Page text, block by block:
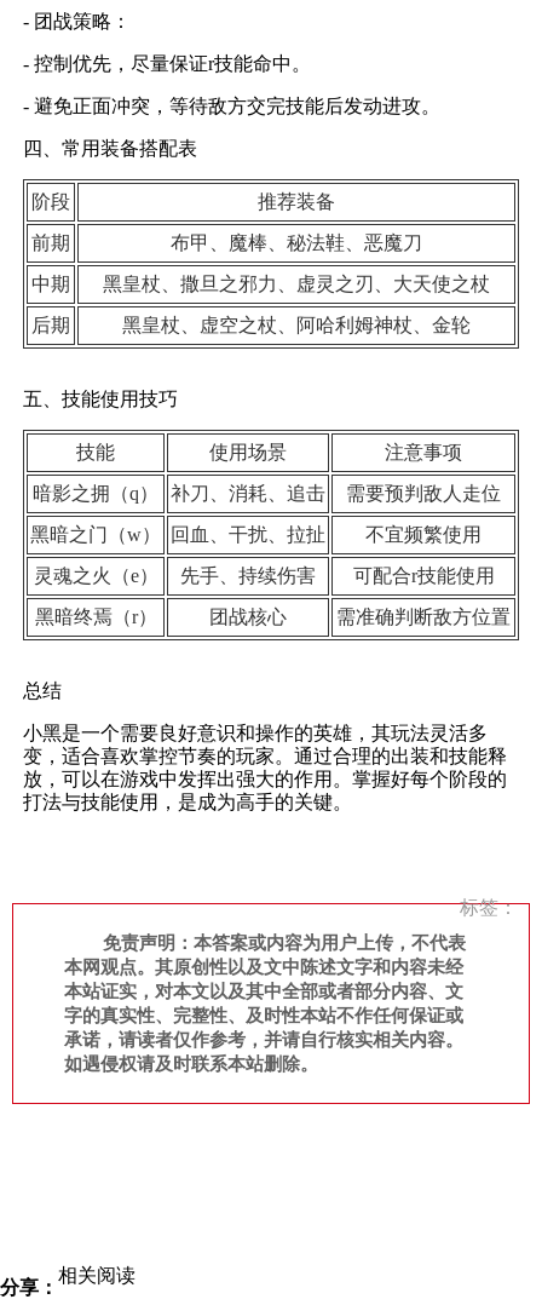
- 团战策略：
- 控制优先，尽量保证r技能命中。
- 避免正面冲突，等待敌方交完技能后发动进攻。
四、常用装备搭配表
阶段
推荐装备
前期
布甲、魔棒、秘法鞋、恶魔刀
中期
黑皇杖、撒旦之邪力、虚灵之刃、大天使之杖
后期
黑皇杖、虚空之杖、阿哈利姆神杖、金轮
五、技能使用技巧
技能 使用场景
注意事项
暗影之拥（q）
补刀、消耗、追击
需要预判敌人走位
黑暗之门（w）
回血、干扰、拉扯
不宜频繁使用
灵魂之火（e）
先手、持续伤害
可配合r技能使用
黑暗终焉（r）
团战核心 需准确判断敌方位置
总结
小黑是一个需要良好意识和操作的英雄，其玩法灵活多
变，适合喜欢掌控节奏的玩家。通过合理的出装和技能释
放，可以在游戏中发挥出强大的作用。掌握好每个阶段的
打法与技能使用，是成为高手的关键。
标签：
免责声明：本答案或内容为用户上传，不代表
本网观点。其原创性以及文中陈述文字和内容未经
本站证实，对本文以及其中全部或者部分内容、文
字的真实性、完整性、及时性本站不作任何保证或
承诺，请读者仅作参考，并请自行核实相关内容。
如遇侵权请及时联系本站删除。
分享：
相关阅读